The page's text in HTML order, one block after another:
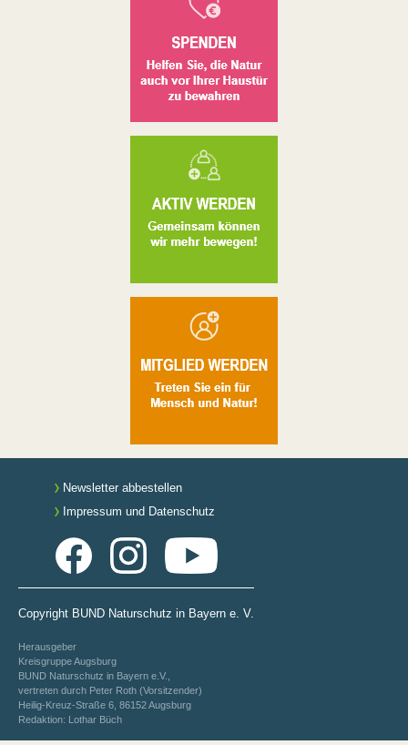
Newsletter abbestellen
Impressum und Datenschutz
Copyright BUND Naturschutz in Bayern e. V.
Herausgeber
Kreisgruppe Augsburg
BUND Naturschutz in Bayern e.V.,
vertreten durch Peter Roth (Vorsitzender)
Heilig-Kreuz-Straße 6, 86152 Augsburg
Redaktion: Lothar Büch